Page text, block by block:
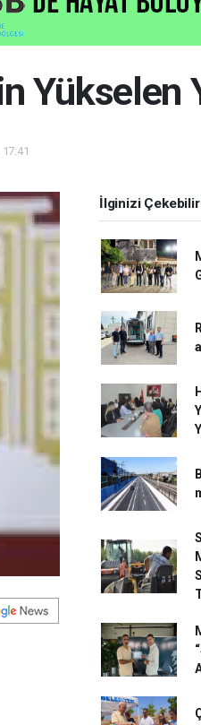
Yükselen
İlginizi Çekebilir